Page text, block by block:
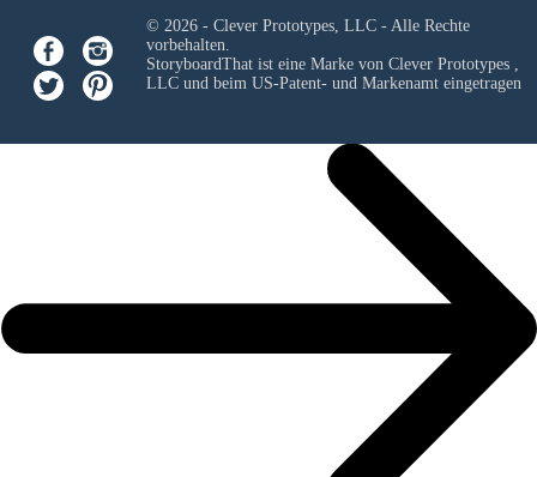
© 2026 - Clever Prototypes, LLC - Alle Rechte
vorbehalten.
StoryboardThat ist eine Marke von Clever Prototypes ,
LLCund beim US-Patent- und Markenamt eingetragen